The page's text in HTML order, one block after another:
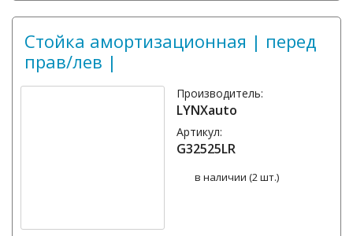
Стойка амортизационная | перед
прав/лев |
Производитель:
LYNXauto
Артикул:
G32525LR
в наличии (2 шт.)